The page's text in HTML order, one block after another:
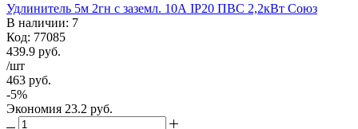
Удлинитель 5м 2гн с заземл. 10А IP20 ПВС 2,2кВт Союз
В наличии: 7
Код: 77085
439.9 руб.
/шт
463 руб.
-5%
Экономия 23.2 руб.